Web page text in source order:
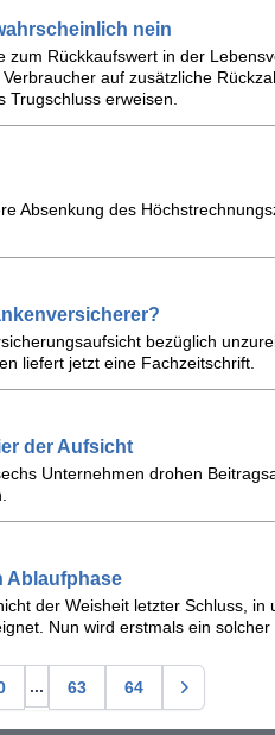
nein
zum Rückkaufswert in der
auf zusätzliche
erweisen.
Absenkung des
bezüglich
liefert jetzt eine Fachzeitschrift.
der Aufsicht
Unternehmen drohen
Ablaufphase
der Weisheit letzter Schluss, in
Nun wird erstmals ein
... 63 64